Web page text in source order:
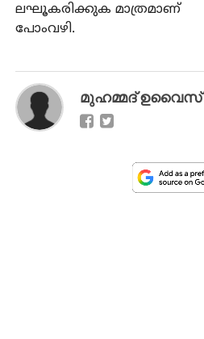
ലഘൂകരിക്കുക മാത്രമാണ്
പോംവഴി.
മുഹമ്മദ് ഉവൈസ്